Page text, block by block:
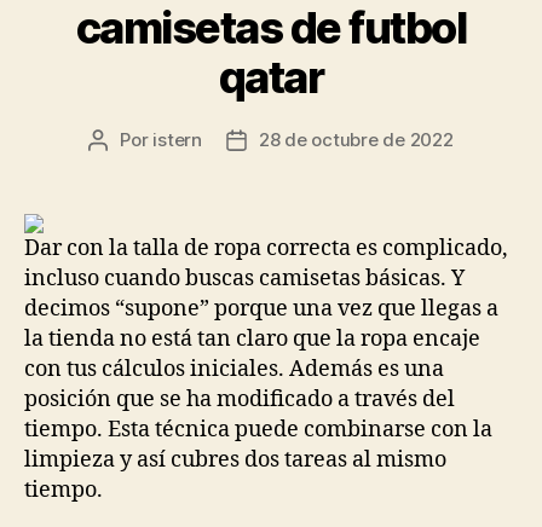
camisetas de futbol
qatar
Autor
Por istern
Fecha28 de octubre de 2022
Dar con la talla de ropa correcta es complicado,
incluso cuando buscas camisetas básicas. Y
decimos “supone” porque una vez que llegas a
la tienda no está tan claro que la ropa encaje
con tus cálculos iniciales. Además es una
posición que se ha modificado a través del
tiempo. Esta técnica puede combinarse con la
limpieza y así cubres dos tareas al mismo
tiempo.